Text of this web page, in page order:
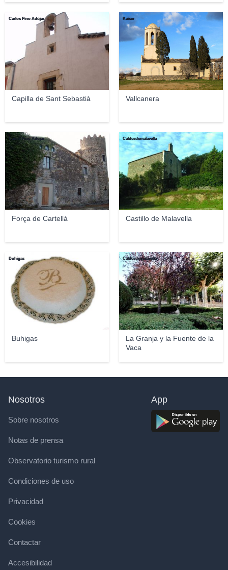
Capilla de Sant Sebastià
Carlos Pino Adújar
Vallcanera
Kaiser
Força de Cartellà
Carlos Pino Adújar
Castillo de Malavella
Caldesdemalavella
Buhigas
Buhigas
La Granja y la Fuente de la
Vaca
Caldesdemalavella
Nosotros
Sobre nosotros
Notas de prensa
Observatorio turismo rural
Condiciones de uso
Privacidad
Cookies
Contactar
Accesibilidad
App